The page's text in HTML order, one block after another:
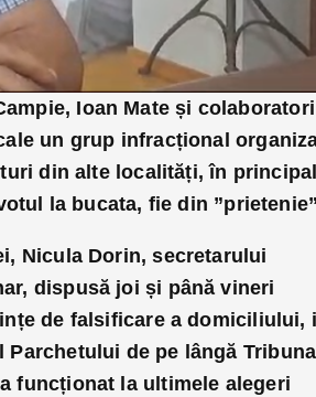
Ioan Mate și
un grup infracțional
din alte localități, în
la bucata, fie din
Nicula Dorin, secretarului
dispusă joi și până vineri
de falsificare a domiciliului,
de pe lângă
funcționat la ultimele alegeri